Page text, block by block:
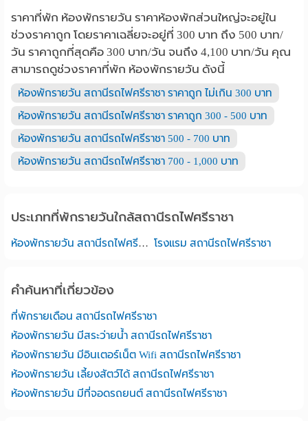
ราคาที่พัก ห้องพักรายวัน ราคาห้องพักส่วนใหญ่จะอยู่ใน
ช่วงราคาถูก โดยราคาเฉลี่ยจะอยู่ที่ 300 บาท ถึง 500 บาท/
วัน ราคาถูกที่สุดคือ 300 บาท/วัน จนถึง 4,100 บาท/วัน คุณ
สามารถดูช่วงราคาที่พัก ห้องพักรายวัน ดังนี้
ห้องพักรายวัน สถานีรถไฟศรีราชา ราคาถูก ไม่เกิน 300 บาท
ห้องพักรายวัน สถานีรถไฟศรีราชา ราคาถูก 300 - 500 บาท
ห้องพักรายวัน สถานีรถไฟศรีราชา 500 - 700 บาท
ห้องพักรายวัน สถานีรถไฟศรีราชา 700 - 1,000 บาท
ประเภทที่พักรายวันใกล้สถานีรถไฟศรีราชา
ห้องพักรายวัน สถานีรถไฟศรีราชา โรงแรม สถานีรถไฟศรีราชา
คำค้นหาที่เกี่ยวข้อง
ที่พักรายเดือน สถานีรถไฟศรีราชา
ห้องพักรายวัน มีสระว่ายน้ำ สถานีรถไฟศรีราชา
ห้องพักรายวัน มีอินเตอร์เน็ต Wifi สถานีรถไฟศรีราชา
ห้องพักรายวัน เลี้ยงสัตว์ได้ สถานีรถไฟศรีราชา
ห้องพักรายวัน มีที่จอดรถยนต์ สถานีรถไฟศรีราชา